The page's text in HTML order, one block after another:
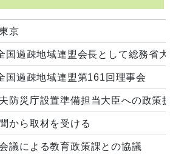
京
国過疎地域連盟会長として総務省
国過疎地域連盟第161回理事会
防災庁設置準備担当大臣への政策
から取材を受ける
議による教育政策課との協議